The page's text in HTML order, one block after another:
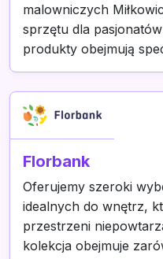
malowniczych
sprzętu dla
produkty obejmują
Florbank
Oferujemy szeroki
idealnych do wnętrz,
przestrzeni
kolekcja obejmuje